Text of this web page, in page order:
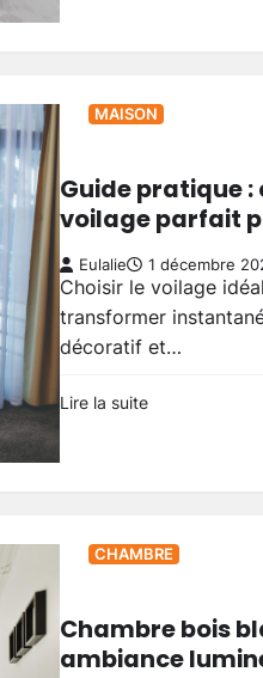
MAISON
Guide pratique
voilage parfait
Eulalie 1 décembre
Choisir le voilage
transformer
décoratif et…
Lire la suite
CHAMBRE
Chambre bois
ambiance